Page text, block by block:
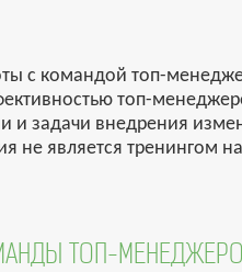
с командой топ-
топ-
и задачи внедрения
не является
ТОП-